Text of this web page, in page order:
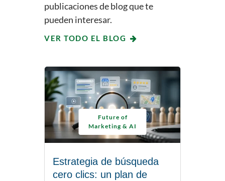
publicaciones de blog que te
pueden interesar.
VER TODO EL BLOG
Future of
Marketing & AI
Estrategia de búsqueda
cero clics: un plan de